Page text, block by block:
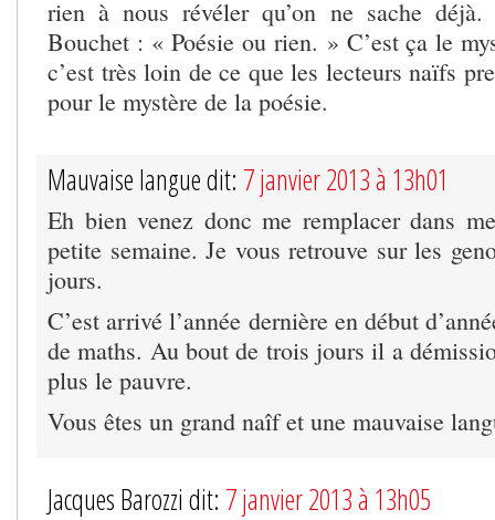
rien à nous révéler qu’on ne sache
Bouchet : « Poésie ou rien. » C’est ça le
c’est très loin de ce que les lecteurs naïfs
pour le mystère de la poésie.
Mauvaise langue dit: 7 janvier 2013 à 13h01
Eh bien venez donc me remplacer dans
petite semaine. Je vous retrouve sur les
jours.
C’est arrivé l’année dernière en début
de maths. Au bout de trois jours il a
plus le pauvre.
Vous êtes un grand naîf et une mauvaise
Jacques Barozzi dit: 7 janvier 2013 à 13h05